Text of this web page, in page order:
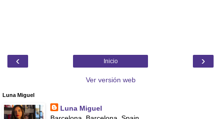
‹ ›
Inicio
Ver versión web
Luna Miguel
Luna Miguel